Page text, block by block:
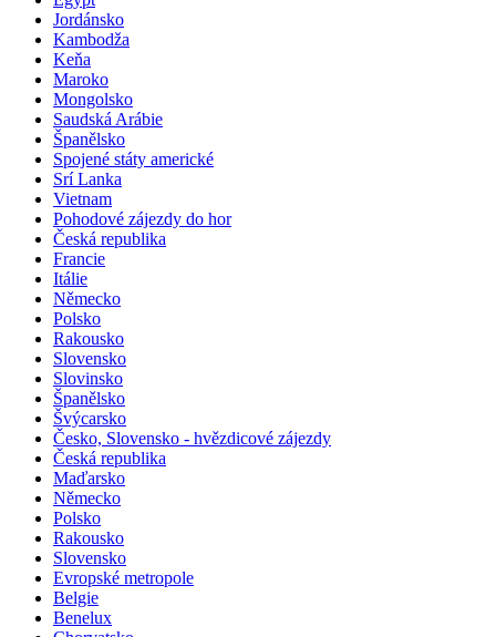
Jordánsko
Kambodža
Keňa
Maroko
Mongolsko
Saudská Arábie
Španělsko
Spojené státy americké
Srí Lanka
Vietnam
Pohodové zájezdy do hor
Česká republika
Francie
Itálie
Německo
Polsko
Rakousko
Slovensko
Slovinsko
Španělsko
Švýcarsko
Česko, Slovensko - hvězdicové zájezdy
Česká republika
Maďarsko
Německo
Polsko
Rakousko
Slovensko
Evropské metropole
Belgie
Benelux